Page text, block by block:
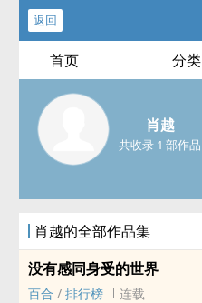
返回
首页 分类
肖越
共收录 1 部作品
肖越的全部作品集
没有感同身受的世界
百合 / 排行榜
连载